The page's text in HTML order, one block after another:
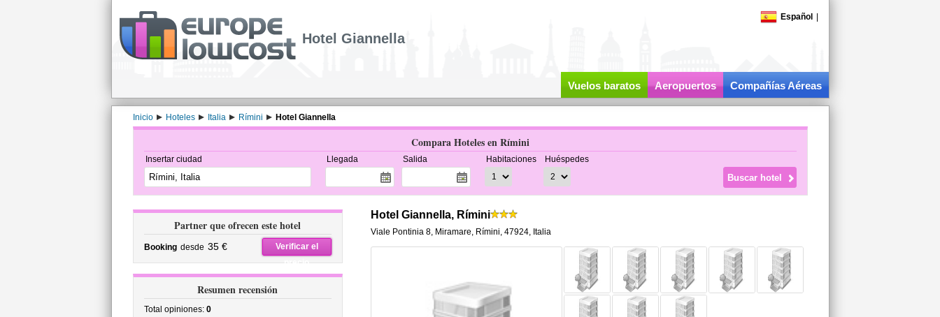
Español
Hotel Giannella
Vuelos baratos Aeropuertos Compañías Aéreas
Inicio Hoteles Italia Rímini Hotel Giannella
Compara Hoteles en Rímini
Insertar ciudad Llegada Salida Habitaciones Huéspedes
Partner que ofrecen este hotel
Booking desde 35 €
Verificar el
precio
Resumen recensión
Total opiniones: 0
Hotel Giannella, Rímini
Viale Pontinia 8, Miramare, Rímini, 47924, Italia